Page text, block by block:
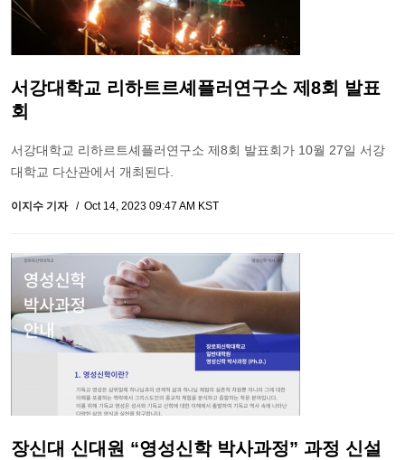
서강대학교 리하트르셰플러연구소 제8회 발표
회
서강대학교 리하르트셰플러연구소 제8회 발표회가 10월 27일 서강
대학교 다산관에서 개최된다.
이지수 기자 Oct 14, 2023 09:47 AM KST
장신대 신대원 “영성신학 박사과정” 과정 신설